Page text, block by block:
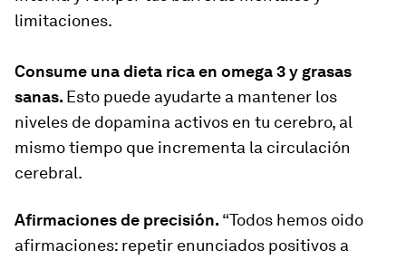
limitaciones.
Consume una dieta rica en omega 3 y grasas
sanas. Esto puede ayudarte a mantener los
niveles de dopamina activos en tu cerebro, al
mismo tiempo que incrementa la circulación
cerebral.
Afirmaciones de precisión. “Todos hemos oido
afirmaciones: repetir enunciados positivos a